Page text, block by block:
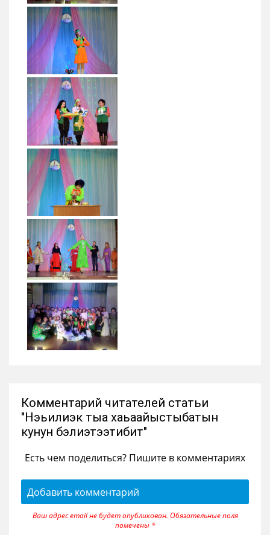
Комментарий читателей статьи
"Нэьилиэк тыа хаьаайыстыбатын
кунун бэлиэтээтибит"
Есть чем поделиться? Пишите в комментариях
Добавить комментарий
Ваш адрес email не будет опубликован. Обязательные поля
помечены *